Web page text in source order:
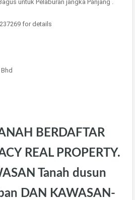
untuk Pelaburan jangka Panjang .
for details
BERDAFTAR
REAL PROPERTY.
Tanah dusun
DAN KAWASAN-